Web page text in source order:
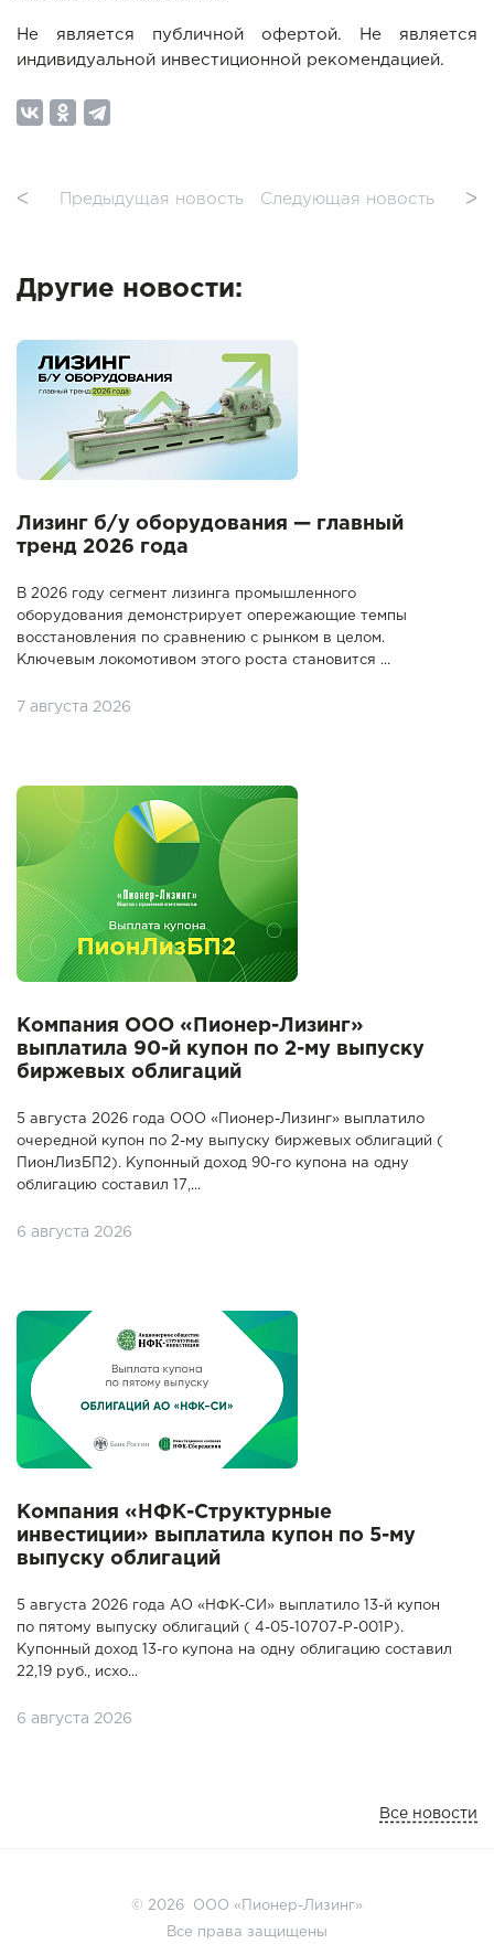
Не является публичной офертой. Не является
индивидуальной инвестиционной рекомендацией.
ᐸ Предыдущая новость Следующая новость ᐳ
Другие новости:
Лизинг б/у оборудования — главный
тренд 2026 года
В 2026 году сегмент лизинга промышленного
оборудования демонстрирует опережающие темпы
восстановления по сравнению с рынком в целом.
Ключевым локомотивом этого роста становится ...
7 августа 2026
Компания ООО «Пионер-Лизинг»
выплатила 90-й купон по 2-му выпуску
биржевых облигаций
5 августа 2026 года ООО «Пионер-Лизинг» выплатило
очередной купон по 2-му выпуску биржевых облигаций (
ПионЛизБП2). Купонный доход 90-го купона на одну
облигацию составил 17,...
6 августа 2026
Компания «НФК-Структурные
инвестиции» выплатила купон по 5-му
выпуску облигаций
5 августа 2026 года АО «НФК-СИ» выплатило 13-й купон
по пятому выпуску облигаций ( 4-05-10707-P-001P).
Купонный доход 13-го купона на одну облигацию составил
22,19 руб., исхо...
6 августа 2026
Все новости
© 2026 ООО «Пионер-Лизинг»
Все права защищены